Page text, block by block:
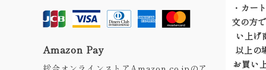
Amazon Pay
・カー
文の方
い上げ
以上の
お買い